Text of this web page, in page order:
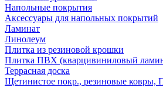
Напольные покрытия
Аксессуары для напольных покрытий
Ламинат
Линолеум
Плитка из резиновой крошки
Плитка ПВХ (кварцивиниловый
Террасная доска
Щетинистое покр., резиновые